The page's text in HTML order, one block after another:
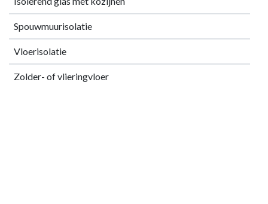
Spouwmuurisolatie
Vloerisolatie
Zolder- of vlieringvloer